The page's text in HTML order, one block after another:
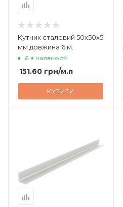
Кутник сталевий 50х50х5
мм довжина 6 м.
Є в наявності
151.60 грн/м.п
КУПИТИ